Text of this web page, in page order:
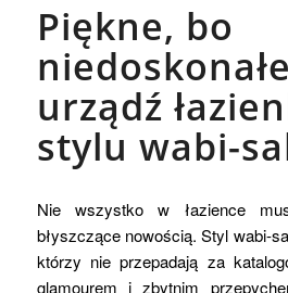
Piękne, bo
urządź
stylu wabi-
Nie wszystko w łazience
błyszczące nowością. Styl wabi-
którzy nie przepadają za
glamourem i zbytnim